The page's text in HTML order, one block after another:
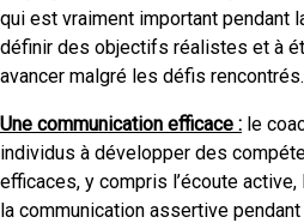
qui est vraiment important pendant
définir des objectifs réalistes et à
avancer malgré les défis rencontrés.
Une communication efficace : le
individus à développer des
efficaces, y compris l’écoute
la communication assertive